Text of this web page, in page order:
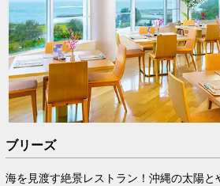
ブリーズ
海を見渡す絶景レストラン！沖縄の太陽